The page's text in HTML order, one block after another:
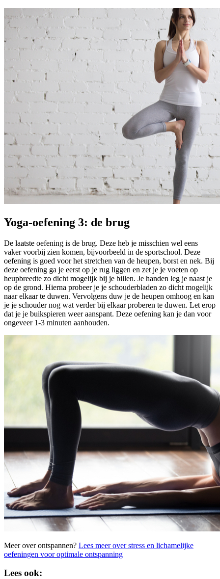
Yoga-oefening 3: de brug
De laatste oefening is de brug. Deze heb je misschien wel eens
vaker voorbij zien komen, bijvoorbeeld in de sportschool. Deze
oefening is goed voor het stretchen van de heupen, borst en nek. Bij
deze oefening ga je eerst op je rug liggen en zet je je voeten op
heupbreedte zo dicht mogelijk bij je billen. Je handen leg je naast je
op de grond. Hierna probeer je je schouderbladen zo dicht mogelijk
naar elkaar te duwen. Vervolgens duw je de heupen omhoog en kan
je je schouder nog wat verder bij elkaar proberen te duwen. Let erop
dat je je buikspieren weer aanspant. Deze oefening kan je dan voor
ongeveer 1-3 minuten aanhouden.
Meer over ontspannen? Lees meer over stress en lichamelijke
oefeningen voor optimale ontspanning
Lees ook: